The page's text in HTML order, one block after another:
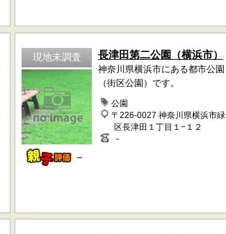
現地未調査
－
長津田第二公園（横浜市）
神奈川県横浜市にある都市公園
（街区公園）です。
公園
〒226-0027 神奈川県横浜市緑
区長津田１丁目１−１２
－